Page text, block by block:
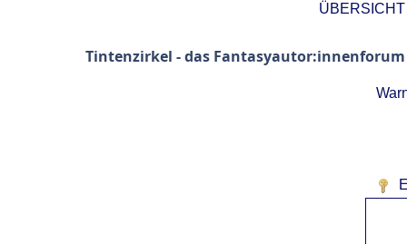
ÜBERSICHT
Tintenzirkel - das Fantasyautor:innenforum